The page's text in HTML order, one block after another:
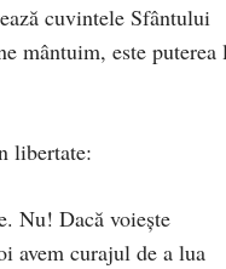
cuvintele Sfântului
mântuim, este puterea
libertate:
Nu! Dacă voiește
avem curajul de a lua